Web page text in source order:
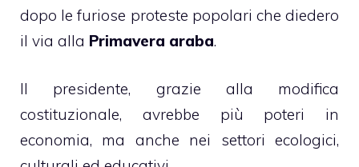
dopo le furiose proteste popolari che diedero
il via alla Primavera araba.
Il presidente, grazie alla modifica
costituzionale, avrebbe più poteri in
economia, ma anche nei settori ecologici,